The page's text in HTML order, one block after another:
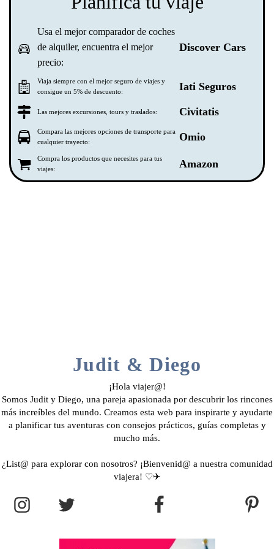
Usa el mejor comparador de coches
de alquiler, encuentra el mejor
precio:
Discover Cars
Viaja siempre con el mejor seguro de viajes y
consigue un 5% de descuento:
Iati Seguros
Las mejores excursiones, tours y traslados: Civitatis
Compara las mejores opciones de transporte para
cualquier trayecto:
Omio
Compra los productos que necesites para tus
viajes:
Amazon
Judit & Diego
¡Hola viajer@!
Somos Judit y Diego, una pareja apasionada por descubrir los rincones
más increíbles del mundo. Creamos esta web para inspirarte y ayudarte
a planificar tus aventuras con consejos prácticos, guías completas y
mucho más.
¿List@ para explorar con nosotros? ¡Bienvenid@ a nuestra comunidad
viajera! ♡✈︎